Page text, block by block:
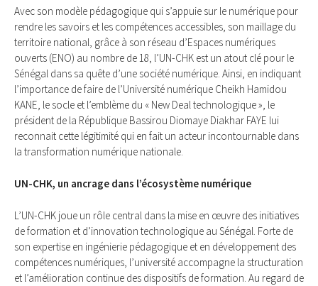
Avec son modèle pédagogique qui s’appuie sur le numérique pour
rendre les savoirs et les compétences accessibles, son maillage du
territoire national, grâce à son réseau d’Espaces numériques
ouverts (ENO) au nombre de 18, l’UN-CHK est un atout clé pour le
Sénégal dans sa quête d’une société numérique. Ainsi, en indiquant
l’importance de faire de l’Université numérique Cheikh Hamidou
KANE, le socle et l’emblème du « New Deal technologique », le
président de la République Bassirou Diomaye Diakhar FAYE lui
reconnait cette légitimité qui en fait un acteur incontournable dans
la transformation numérique nationale.
UN-CHK, un ancrage dans l’écosystème numérique
L’UN-CHK joue un rôle central dans la mise en œuvre des initiatives
de formation et d’innovation technologique au Sénégal. Forte de
son expertise en ingénierie pédagogique et en développement des
compétences numériques, l’université accompagne la structuration
et l’amélioration continue des dispositifs de formation. Au regard de